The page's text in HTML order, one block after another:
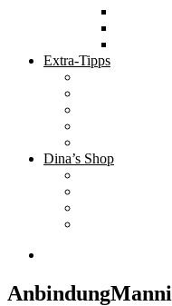
Extra-Tipps
Dina’s Shop
AnbindungManni